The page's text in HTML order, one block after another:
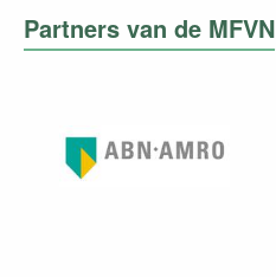
Partners van de MFVN